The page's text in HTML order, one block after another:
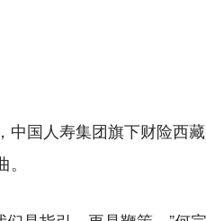
国人寿集团旗下财险西